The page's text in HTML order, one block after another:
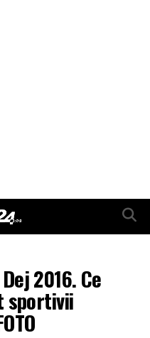
2016. Ce
sportivii